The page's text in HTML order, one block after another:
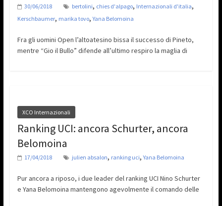
30/06/2018 bertolini, chies d'alpago, Internazionali d'italia,
Kerschbaumer, marika tovo,Yana Belomoina
Fra gli uomini Open l’altoatesino bissa il successo di Pineto,
mentre “Gio il Bullo” difende all’ultimo respiro la maglia di
XCO Internazionali
Ranking UCI: ancora Schurter, ancora
Belomoina
17/04/2018 julien absalon, ranking uci,Yana Belomoina
Pur ancora a riposo, i due leader del ranking UCI Nino Schurter
e Yana Belomoina mantengono agevolmente il comando delle